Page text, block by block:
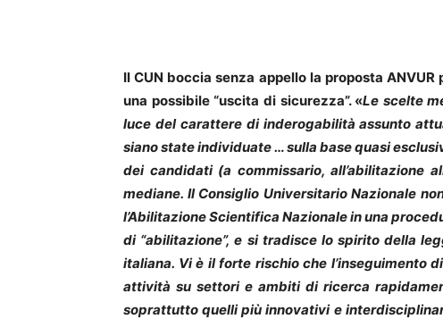
Il CUN boccia senza appello la proposta
una possibile “uscita di sicurezza”. «Le scelte
luce del carattere di inderogabilità assunto
siano state individuate … sulla base quasi
dei candidati (a commissario, all’abilitazione
mediane. Il Consiglio Universitario Nazionale
l’Abilitazione Scientifica Nazionale in una
di “abilitazione”, e si tradisce lo spirito della
italiana. Vi è il forte rischio che
attività su settori e ambiti di ricerca
soprattutto quelli più innovativi e